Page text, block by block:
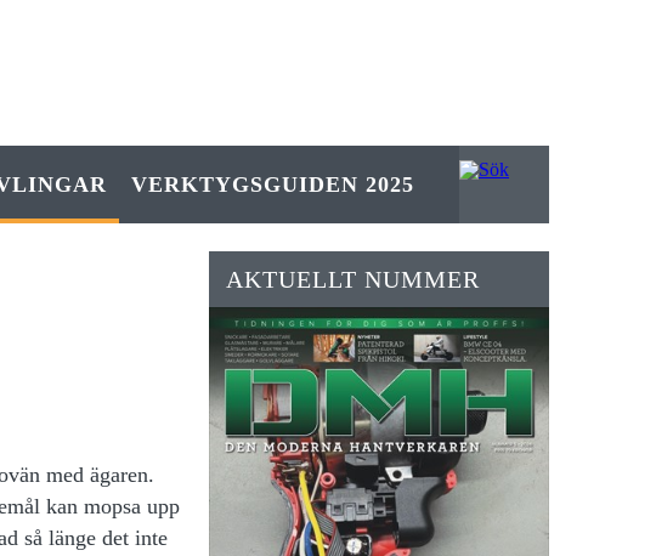
VERKTYGSGUIDEN 2025
med ägaren.
kan mopsa upp
så länge det inte
AKTUELLT NUMMER